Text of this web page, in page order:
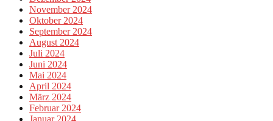
November 2024
Oktober 2024
September 2024
August 2024
Juli 2024
Juni 2024
Mai 2024
April 2024
März 2024
Februar 2024
Januar 2024